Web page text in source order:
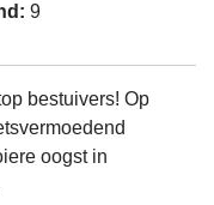
9
bestuivers! Op
oogst in